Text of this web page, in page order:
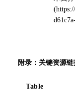
(
附录：关键资源
Table